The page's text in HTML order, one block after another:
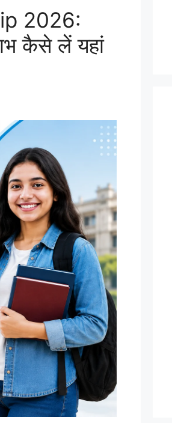
2026:
कैसे लें यहां